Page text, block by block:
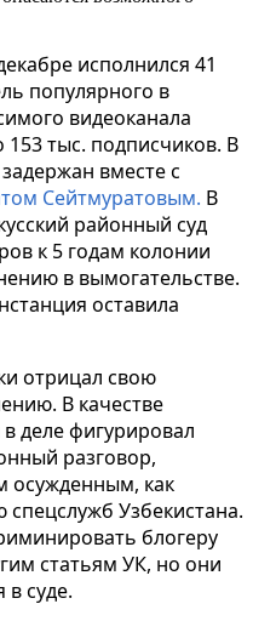
исполнился 41
популярного в
видеоканала
тыс. подписчиков. В
вместе с
Сейтмуратовым. В
районный суд
к 5 годам колонии
в вымогательстве.
оставила
отрицал свою
В качестве
деле фигурировал
разговор,
осужденным, как
Узбекистана.
блогеру
статьям УК, но они
суде.